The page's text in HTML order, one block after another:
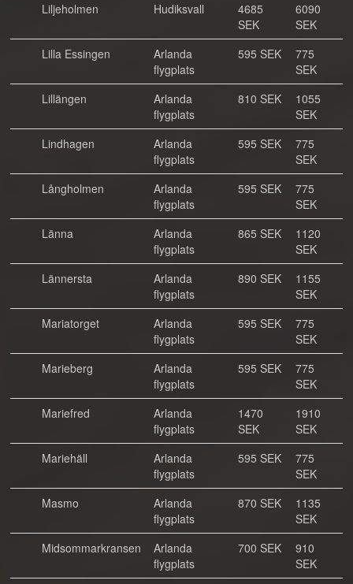
Liljeholmen
Hudiksvall
4685
SEK
6090
SEK
Lilla Essingen
Arlanda
flygplats
595 SEK
775
SEK
Lillängen
Arlanda
flygplats
810 SEK
1055
SEK
Lindhagen
Arlanda
flygplats
595 SEK
775
SEK
Långholmen
Arlanda
flygplats
595 SEK
775
SEK
Länna
Arlanda
flygplats
865 SEK
1120
SEK
Lännersta
Arlanda
flygplats
890 SEK
1155
SEK
Mariatorget
Arlanda
flygplats
595 SEK
775
SEK
Marieberg
Arlanda
flygplats
595 SEK
775
SEK
Mariefred
Arlanda
flygplats
1470
SEK
1910
SEK
Mariehäll
Arlanda
flygplats
595 SEK
775
SEK
Masmo
Arlanda
flygplats
870 SEK
1135
SEK
Midsommarkransen
Arlanda
flygplats
700 SEK
910
SEK